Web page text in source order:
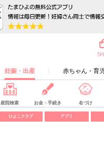
妊娠・出産 赤ちゃん・育
産院検索 お金・手続き 名づけ
ひよこクラブ アプリ